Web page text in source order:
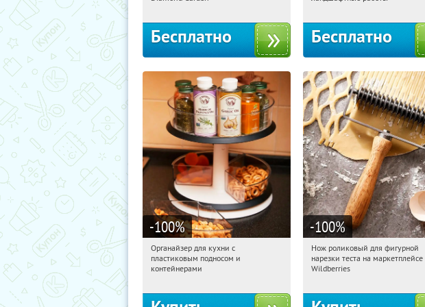
Бесплатно Бесплатно
-100%
22:56:56 Получили:
Россия
Органайзер для кухни с
пластиковым подносом и
контейнерами
-100%
22:56:56 Получили:
Россия
Нож роликовый для фигурной
нарезки теста на маркетплейсе
Wildberries